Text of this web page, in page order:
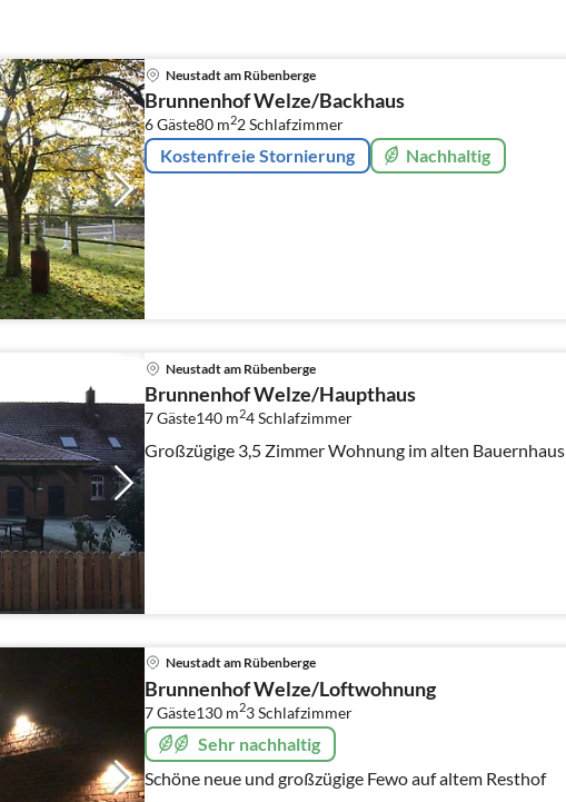
Neustadt am Rübenberge
Brunnenhof Welze/Backhaus
6 Gäste80 m22Schlafzimmer
Kostenfreie Stornierung Nachhaltig
Neustadt am Rübenberge
Brunnenhof Welze/Haupthaus
7 Gäste140 m24Schlafzimmer
Großzügige 3,5 Zimmer Wohnung im alten Bauernhaus
Neustadt am Rübenberge
Brunnenhof Welze/Loftwohnung
7 Gäste130 m23Schlafzimmer
Sehr nachhaltig
Schöne neue und großzügige Fewo auf altem Resthof